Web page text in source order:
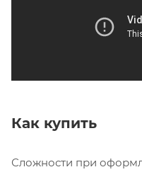
Как купить
Сложности при